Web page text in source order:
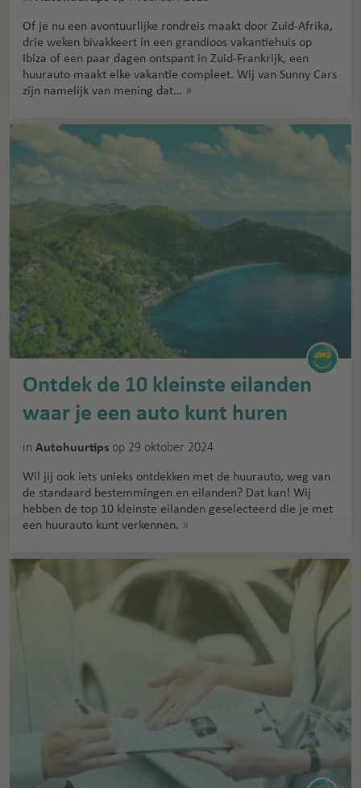
Of je nu een avontuurlijke rondreis maakt door Zuid-Afrika,
drie weken bivakkeert in een grandioos vakantiehuis op
Ibiza of een paar dagen ontspant in Zuid-Frankrijk, een
huurauto maakt elke vakantie compleet. Wij van Sunny Cars
zijn namelijk van mening dat… »
Ontdek de 10 kleinste eilanden
waar je een auto kunt huren
in Autohuurtips op 29 oktober 2024
Wil jij ook iets unieks ontdekken met de huurauto, weg van
de standaard bestemmingen en eilanden? Dat kan! Wij
hebben de top 10 kleinste eilanden geselecteerd die je met
een huurauto kunt verkennen. »